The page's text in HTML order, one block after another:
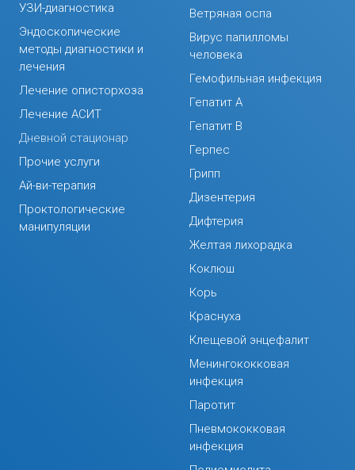
УЗИ-диагностика
Эндоскопические
методы диагностики и
лечения
Лечение описторхоза
Лечение АСИТ
Дневной стационар
Прочие услуги
Ай-ви-терапия
Проктологические
манипуляции
Ветряная оспа
Вирус папилломы
человека
Гемофильная инфекция
Гепатит А
Гепатит В
Герпес
Грипп
Дизентерия
Дифтерия
Желтая лихорадка
Коклюш
Корь
Краснуха
Клещевой энцефалит
Менингококковая
инфекция
Паротит
Пневмококковая
инфекция